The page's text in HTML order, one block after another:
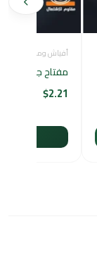
أفياش ومفاتيح كهرباء
مفتاح جرس أبيض
$2.21